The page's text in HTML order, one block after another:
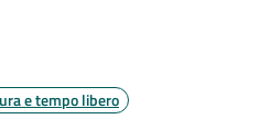
e tempo libero